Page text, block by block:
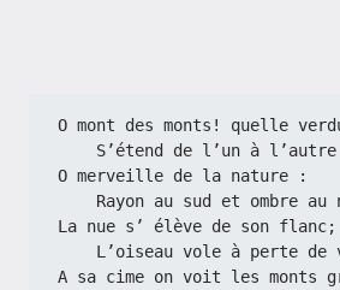
O mont des monts! quelle
S’étend de l’un à
O merveille de la nature :
Rayon au sud et ombre au
La nue s’ élève de son flanc;
L’oiseau vole à perte de
A sa cime on voit les monts